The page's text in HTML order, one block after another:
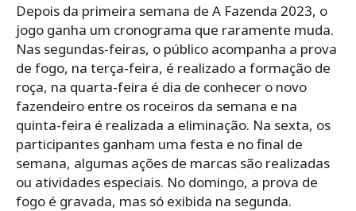
Depois da primeira semana de A Fazenda 2023, o
jogo ganha um cronograma que raramente muda.
Nas segundas-feiras, o público acompanha a prova
de fogo, na terça-feira, é realizado a formação de
roça, na quarta-feira é dia de conhecer o novo
fazendeiro entre os roceiros da semana e na
quinta-feira é realizada a eliminação. Na sexta, os
participantes ganham uma festa e no final de
semana, algumas ações de marcas são realizadas
ou atividades especiais. No domingo, a prova de
fogo é gravada, mas só exibida na segunda.